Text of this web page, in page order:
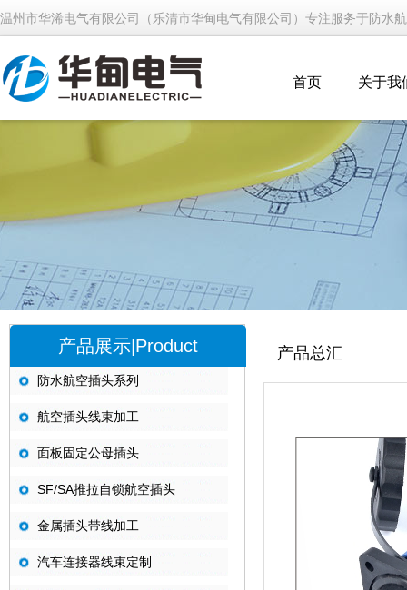
温州市华浠电气有限公司（乐清市华甸电气有限公司）专注服务于防水
首页 关于我
产品展示|Product
防水航空插头系列
航空插头线束加工
面板固定公母插头
SF/SA推拉自锁航空插头
金属插头带线加工
汽车连接器线束定制
产品总汇